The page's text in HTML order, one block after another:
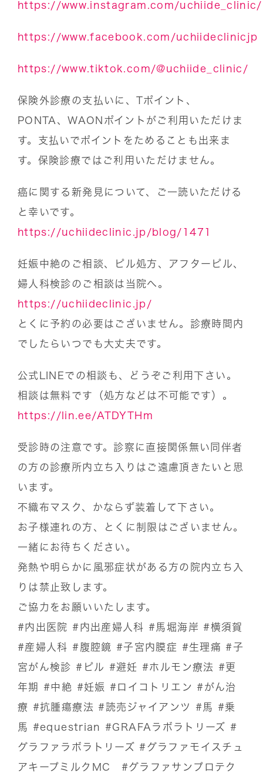
https://www.instagram.com/uchiide_clinic/
https://www.facebook.com/uchiideclinicjp
https://www.tiktok.com/@uchiide_clinic/
保険外診療の支払いに、Tポイント、
PONTA、WAONポイントがご利用いただけま
す。支払いでポイントをためることも出来ま
す。保険診療ではご利用いただけません。
癌に関する新発見について、ご一読いただける
と幸いです。
https://uchiideclinic.jp/blog/1471
妊娠中絶のご相談、ピル処方、アフターピル、
婦人科検診のご相談は当院へ。
https://uchiideclinic.jp/
とくに予約の必要はございません。診療時間内
でしたらいつでも大丈夫です。
公式LINEでの相談も、どうぞご利用下さい。
相談は無料です（処方などは不可能です）。
https://lin.ee/ATDYTHm
受診時の注意です。診察に直接関係無い同伴者
の方の診療所内立ち入りはご遠慮頂きたいと思
います。
不織布マスク、かならず装着して下さい。
お子様連れの方、とくに制限はございません。
一緒にお待ちください。
発熱や明らかに風邪症状がある方の院内立ち入
りは禁止致します。
ご協力をお願いいたします。
#内出医院
#内出産婦人科 #馬堀海岸 #横須賀
#産婦人科 #腹腔鏡 #子宮内膜症 #生理痛 #子
宮がん検診 #ピル #避妊 #ホルモン療法 #更
年期
#中絶 #妊娠 #ロイコトリエン #がん治
療 #抗腫瘍療法 #読売ジャイアンツ #馬
#乗
馬
#equestrian #GRAFAラボラトリーズ #
グラファラボラトリーズ #グラファモイスチュ
アキープミルクMC
#グラファサンプロテク